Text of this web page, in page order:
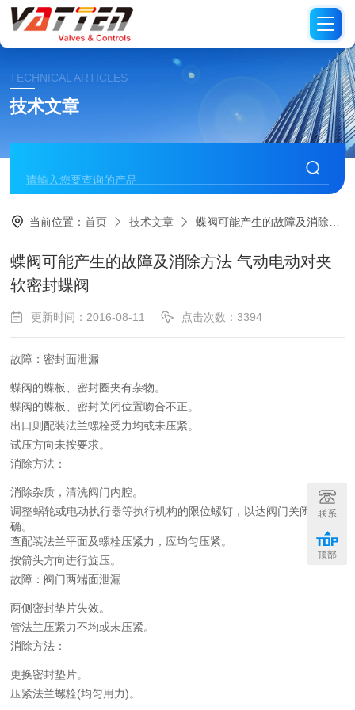
TECHNICAL ARTICLES
技术文章
当前位置：首页 技术文章 蝶阀可能产生的故障及消除方法 气动电动对夹软密封蝶阀
蝶阀可能产生的故障及消除方法 气动电动对夹
软密封蝶阀
更新时间：2016-08-11 点击次数：3394
故障：密封面泄漏
蝶阀的蝶板、密封圈夹有杂物。
蝶阀的蝶板、密封关闭位置吻合不正。
出口则配装法兰螺栓受力均或未压紧。
试压方向未按要求。
消除方法：
消除杂质，清洗阀门内腔。
调整蜗轮或电动执行器等执行机构的限位螺钉，以达阀门关闭位置正
确。
查配装法兰平面及螺栓压紧力，应均匀压紧。
按箭头方向进行旋压。
故障：阀门两端面泄漏
两侧密封垫片失效。
管法兰压紧力不均或未压紧。
消除方法：
更换密封垫片。
压紧法兰螺栓(均匀用力)。
联系
顶部